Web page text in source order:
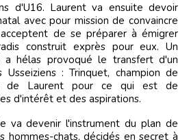
d'U16. Laurent va ensuite devoir
avec pour mission de convaincre
de se préparer à émigrer
construit exprès pour eux. Un
a hélas provoqué le transfert d'un
: Trinquet, champion de
de Laurent pour ce qui est de
d'intérêt et des aspirations.
hommes-chats, décidés en secret à